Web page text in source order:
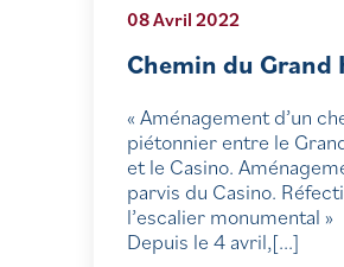
08 Avril 2022
Chemin du Grand
« Aménagement d’un
piétonnier entre le
et le Casino.
parvis du Casino.
l’escalier monumental »
Depuis le 4 avril,[...]